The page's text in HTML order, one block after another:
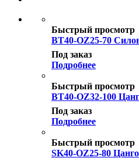
Быстрый просмотр
BT40-OZ25-70
Под заказ
Подробнее
Быстрый просмотр
BT40-OZ32-100
Под заказ
Подробнее
Быстрый просмотр
SK40-OZ25-80